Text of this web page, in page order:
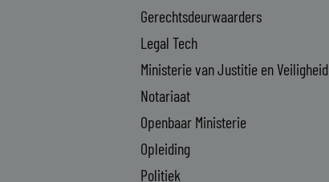
Gerechtsdeurwaarders
Legal Tech
Ministerie van Justitie en Veiligheid
Notariaat
Openbaar Ministerie
Opleiding
Politiek